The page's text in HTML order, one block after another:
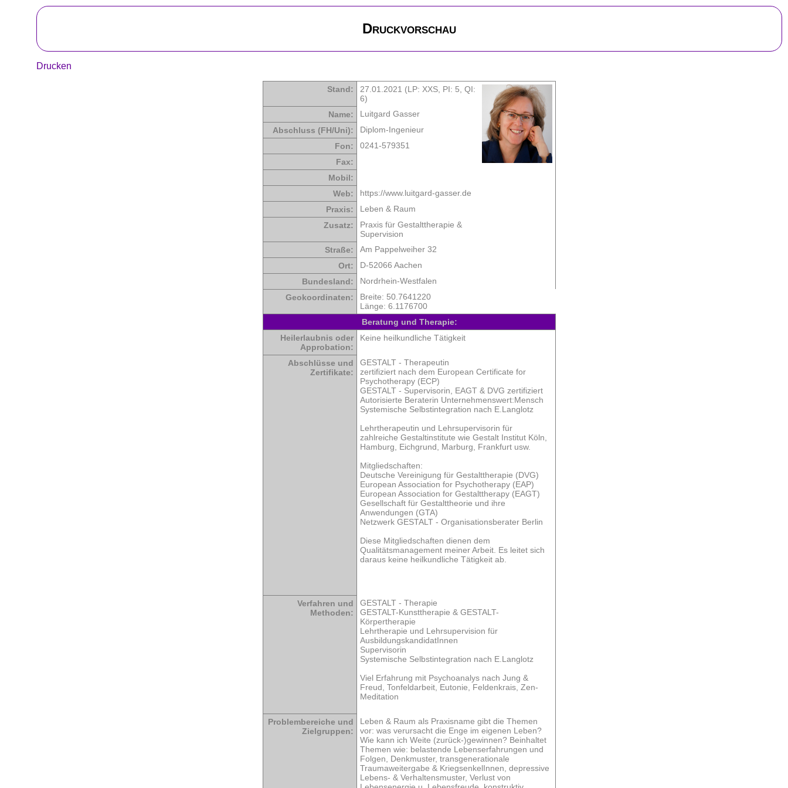
Druckvorschau
Drucken
Stand: 27.01.2021 (LP: XXS, PI: 5 QI:
6)
Name:
Luitgard Gasser
Abschluss (FH/Uni):
Diplom-Ingenieur
Fon:
0241-579351
Fax:
Mobil:
Web:
https://www.luitgard-gasser.de
Praxis:
Leben & Raum
Zusatz:
Praxis für Gestalttherapie &
Supervision
Straße:
Am Pappelweiher 32
Ort:
D-52066 Aachen
Bundesland:
Nordrhein-Westfalen
Geokoordinaten:
Breite: 50.7641220
Länge: 6.1176700
Beratung und Therapie:
Heilerlaubnis oder
Approbation:
Keine heilkundliche Tätigkeit
Abschlüsse und
Zertifikate:
GESTALT - Therapeutin
zertifiziert nach dem European Certificate for
Psychotherapy (ECP)
GESTALT - Supervisorin, EAGT & DVG zertifiziert
Autorisierte Beraterin Unternehmenswert:Mensch
Systemische Selbstintegration nach E.Langlotz
Lehrtherapeutin und Lehrsupervisorin für
zahlreiche Gestaltinstitute wie Gestalt Institut Köln,
Hamburg, Eichgrund, Marburg, Frankfurt usw.
Mitgliedschaften:
Deutsche Vereinigung für Gestalttherapie (DVG)
European Association for Psychotherapy (EAP)
European Association for Gestalttherapy (EAGT)
Gesellschaft für Gestalttheorie und ihre
Anwendungen (GTA)
Netzwerk GESTALT - Organisationsberater Berlin
Diese Mitgliedschaften dienen dem
Qualitätsmanagement meiner Arbeit. Es leitet sich
daraus keine heilkundliche Tätigkeit ab.
Verfahren und
Methoden:
GESTALT - Therapie
GESTALT-Kunsttherapie & GESTALT-
Körpertherapie
Lehrtherapie und Lehrsupervision für
AusbildungskandidatInnen
Supervisorin
Systemische Selbstintegration nach E.Langlotz
Viel Erfahrung mit Psychoanalys nach Jung &
Freud, Tonfeldarbeit, Eutonie, Feldenkrais, Zen-
Meditation
Problembereiche und
Zielgruppen:
Leben & Raum als Praxisname gibt die Themen
vor: was verursacht die Enge im eigenen Leben?
Wie kann ich Weite (zurück-)gewinnen? Beinhaltet
Themen wie: belastende Lebenserfahrungen und
Folgen, Denkmuster, transgenerationale
Traumaweitergabe & KriegsenkelInnen, depressive
Lebens- & Verhaltensmuster, Verlust von